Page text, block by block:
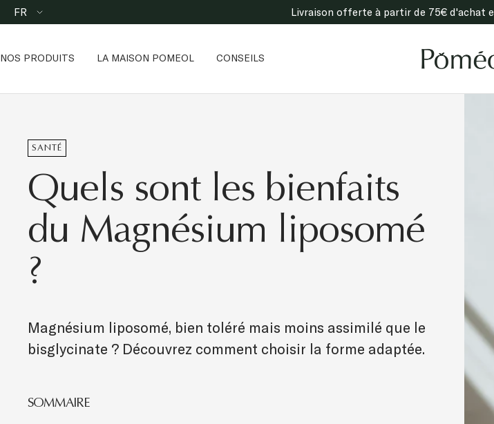
Passer
au
Langue
FR Livraison offerte à partir de 75€ d'achat
NOS PRODUITS LA MAISON POMEOL CONSEILS
Poméol
SANTÉ
Quels sont les bienfaits
du Magnésium liposomé
?
Magnésium liposomé, bien toléré mais moins assimilé que le
bisglycinate ? Découvrez comment choisir la forme adaptée.
SOMMAIRE